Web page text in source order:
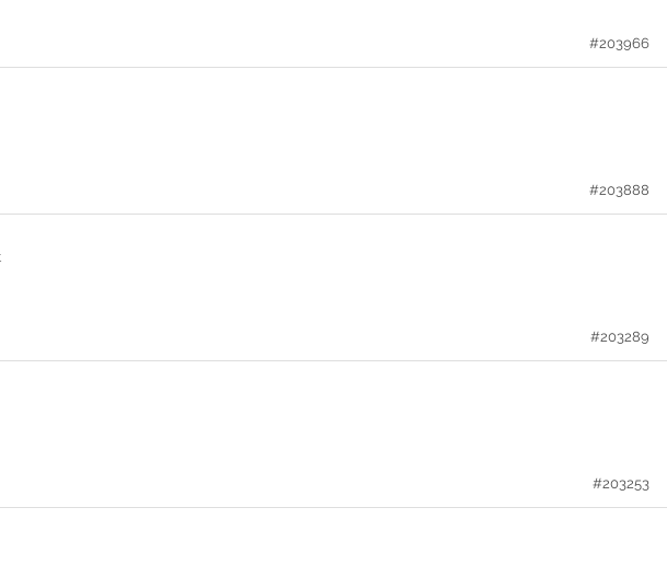
#203966
#203888
#203289
#203253